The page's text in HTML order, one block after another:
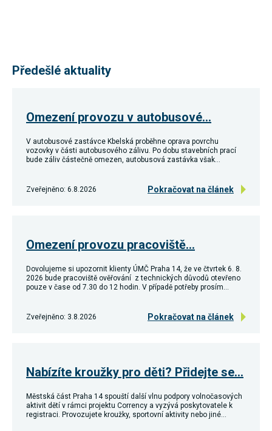
Předešlé aktuality
Omezení provozu v autobusové…
V autobusové zastávce Kbelská proběhne oprava povrchu
vozovky v části autobusového zálivu. Po dobu stavebních prací
bude záliv částečně omezen, autobusová zastávka však…
Zveřejněno: 6.8.2026 Pokračovat na článek
Omezení provozu pracoviště…
Dovolujeme si upozornit klienty ÚMČ Praha 14, že ve čtvrtek 6. 8.
2026 bude pracoviště ověřování z technických důvodů otevřeno
pouze v čase od 7.30 do 12 hodin. V případě potřeby prosím…
Zveřejněno: 3.8.2026 Pokračovat na článek
Nabízíte kroužky pro děti? Přidejte se…
Městská část Praha 14 spouští další vlnu podpory volnočasových
aktivit dětí v rámci projektu Corrency a vyzývá poskytovatele k
registraci. Provozujete kroužky, sportovní aktivity nebo jiné…
potřebám a zájmům
Reklamní cookies
nebo reklamy jak na
tak na stránkách
třetích subjektů.
Díky tomu můžeme
vytvářet profily
zájmech, tak zvané
pseudonymizované
bezprostřední
identifikace Vaší
osoby, protože jsou
používány pouze
pseudonymizované
údaje. Pokud